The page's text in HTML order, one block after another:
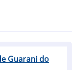
Guarani do